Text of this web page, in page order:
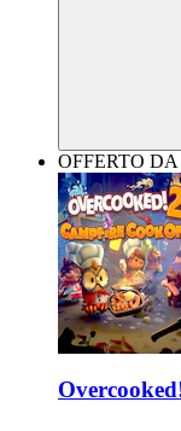
OFFERTO